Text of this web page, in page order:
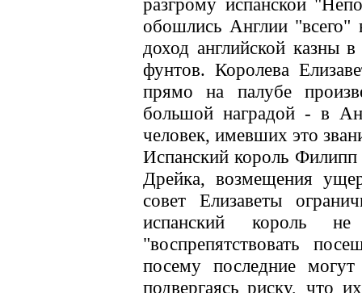
обошлись Англии "всего"
доход английской казны
фунтов. Королева
прямо на палубе
большой наградой - в
человек, имевших это
Испанский король Филипп
Дрейка, возмещения
совет Елизаветы
испанский король
"воспрепятствовать
посему последние
подвергаясь риску, что